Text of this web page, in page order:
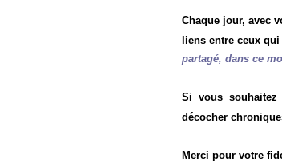
Chaque jour, avec
liens entre ceux
partagé, dans ce
Si vous
décocher
Merci pour votre